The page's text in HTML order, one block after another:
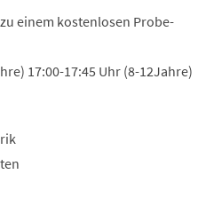
einem kostenlosen Probe-
17:00-17:45 Uhr (8-12Jahre)